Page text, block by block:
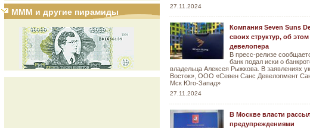
МММ и другие пирамиды
27.11.2024
Компания Seven Suns
своих структур, об
девелопера
В пресс-релизе
банк подал иски о
владельца Алексея Рыжкова. В
Восток», ООО «Севен Санс Девелопмент
Мск Юго-Запад»
27.11.2024
В Москве власти
предупреждениями